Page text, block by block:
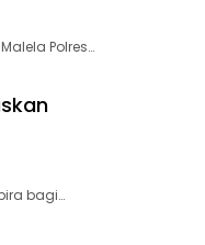
Polres…
bagi…